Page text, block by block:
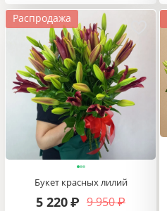
Распродажа
Букет красных лилий
9 950 ₽
5 220₽